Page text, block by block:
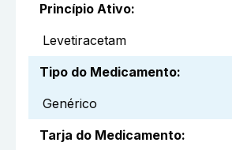
Princípio Ativo:
Levetiracetam
Tipo do Medicamento:
Genérico
Tarja do Medicamento: